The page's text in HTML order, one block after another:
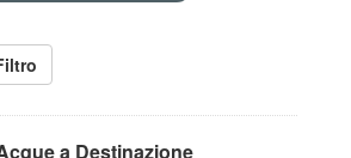
a Destinazione